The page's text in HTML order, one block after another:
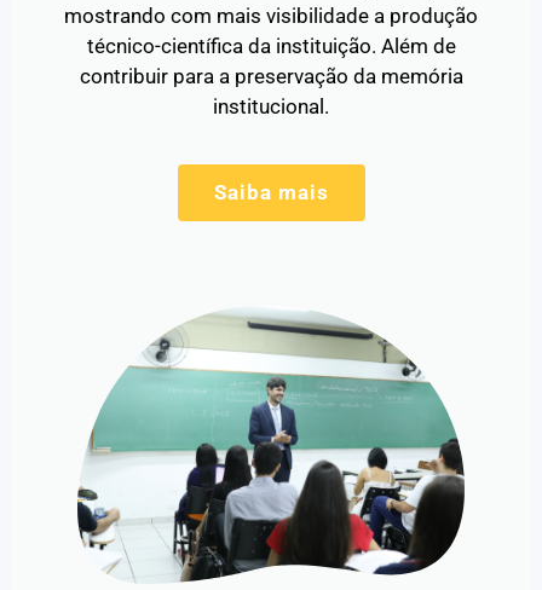
mostrando com mais visibilidade a produção
técnico-científica da instituição. Além de
contribuir para a preservação da memória
institucional.
Saiba mais